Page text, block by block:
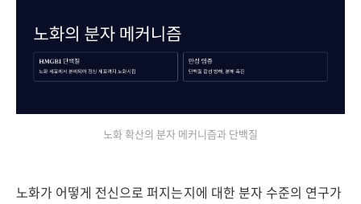
노화 확산의 분자 메커니즘과 단백질
노화가 어떻게 전신으로 퍼지는지에 대한 분자 수준의 연구가